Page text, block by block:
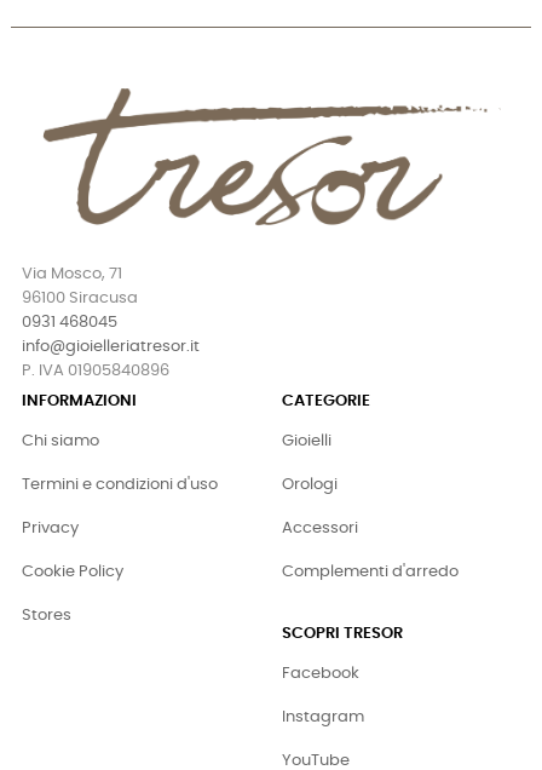
Via Mosco, 71
96100 Siracusa
0931 468045
info@gioielleriatresor.it
P. IVA 01905840896
INFORMAZIONI
Chi siamo
Termini e condizioni d'uso
Privacy
Cookie Policy
Stores
CATEGORIE
Gioielli
Orologi
Accessori
Complementi d'arredo
SCOPRI TRESOR
Facebook
Instagram
YouTube